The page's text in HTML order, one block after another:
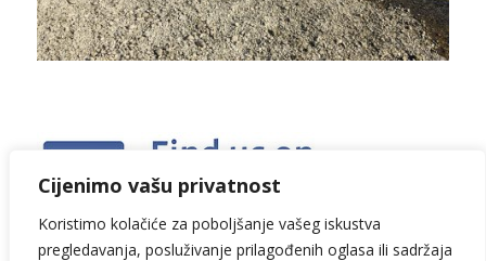
Cijenimo vašu privatnost
Koristimo kolačiće za poboljšanje vašeg iskustva
pregledavanja, posluživanje prilagođenih oglasa ili sadržaja